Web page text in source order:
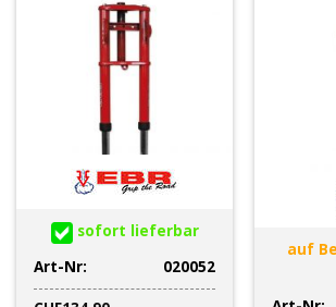
sofort lieferbar
Art-Nr:
020052
auf